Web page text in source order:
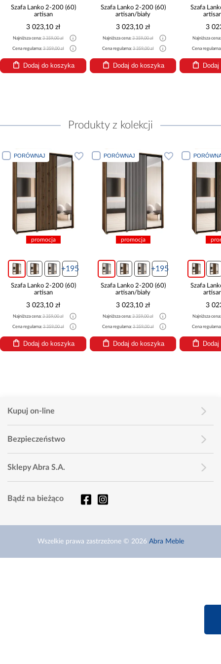
Szafa Lanko 2-200 (60)
artisan
3 023,10 zł
Najniższa cena:3 359,00 zł
Cena regularna:3 359,00 zł
Dodaj do koszyka
Szafa Lanko 2-200 (60)
artisan/biały
3 023,10 zł
Najniższa cena:3 359,00 zł
Cena regularna:3 359,00 zł
Dodaj do koszyka
Szafa
3
Najniższa
Cena
Produkty z kolekcji
PORÓWNAJ
promocja
+195
Szafa Lanko 2-200 (60)
artisan
3 023,10 zł
Najniższa cena:3 359,00 zł
Cena regularna:3 359,00 zł
Dodaj do koszyka
PORÓWNAJ
promocja
+195
Szafa Lanko 2-200 (60)
artisan/biały
3 023,10 zł
Najniższa cena:3 359,00 zł
Cena regularna:3 359,00 zł
Dodaj do koszyka
Szafa
3
Najniższa
Cena
Kupuj on-line
Bezpieczeństwo
Sklepy Abra S.A.
Bądź na bieżąco
Wszelkie prawa zastrzeżone © 2026 Abra Meble